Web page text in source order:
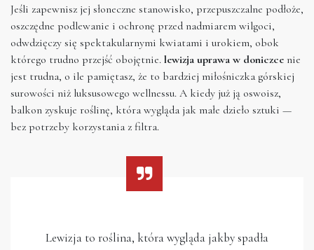
Jeśli zapewnisz jej słoneczne stanowisko, przepuszczalne podłoże,
oszczędne podlewanie i ochronę przed nadmiarem wilgoci,
odwdzięczy się spektakularnymi kwiatami i urokiem, obok
którego trudno przejść obojętnie. lewizja uprawa w doniczce nie
jest trudna, o ile pamiętasz, że to bardziej miłośniczka górskiej
surowości niż luksusowego wellnessu. A kiedy już ją oswoisz,
balkon zyskuje roślinę, która wygląda jak małe dzieło sztuki —
bez potrzeby korzystania z filtra.
Lewizja to roślina, która wygląda jakby spadła